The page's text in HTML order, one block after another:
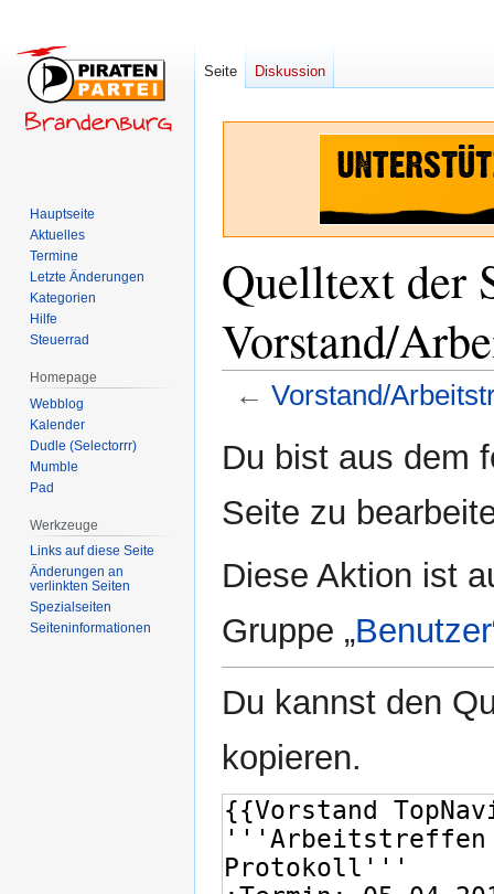
Quelltext der
Vorstand/
← Vorstand/
Navigation
Suche
Du bist aus dem
Seite zu
Diese Aktion ist
Gruppe „Benutzer
Du kannst den
kopieren.
Seite Diskussion
Hauptseite
Aktuelles
Termine
Letzte Änderungen
Kategorien
Hilfe
Steuerrad
Homepage
Webblog
Kalender
Dudle (Selectorrr)
Mumble
Pad
Werkzeuge
Links auf diese Seite
Änderungen an
verlinkten Seiten
Spezialseiten
Seiten­­informationen